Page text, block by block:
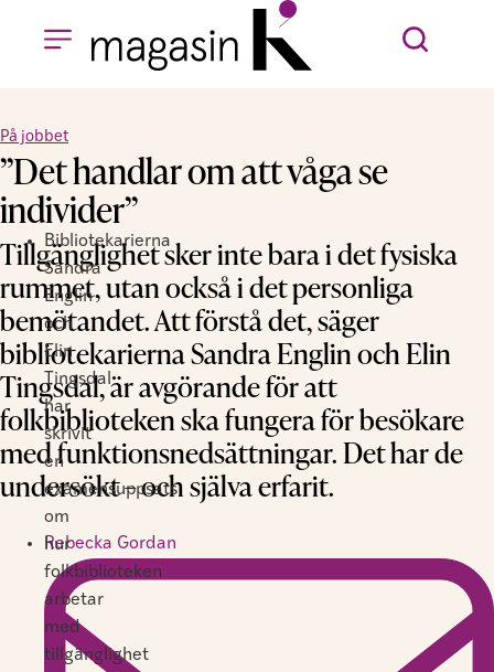
På jobbet
”Det handlar om att våga se
individer”
Bibliotekarierna
Sandra
Englin
och
Elin
Tingsdal
har
skrivit
en
examensuppsats
om
hur
folkbiblioteken
arbetar
med
tillgänglighet
Tillgänglighet sker inte bara i det fysiska
rummet, utan också i det personliga
bemötandet. Att förstå det, säger
bibliotekarierna Sandra Englin och Elin
Tingsdal, är avgörande för att
folkbiblioteken ska fungera för besökare
med funktionsnedsättningar. Det har de
undersökt – och själva erfarit.
Rebecka Gordan